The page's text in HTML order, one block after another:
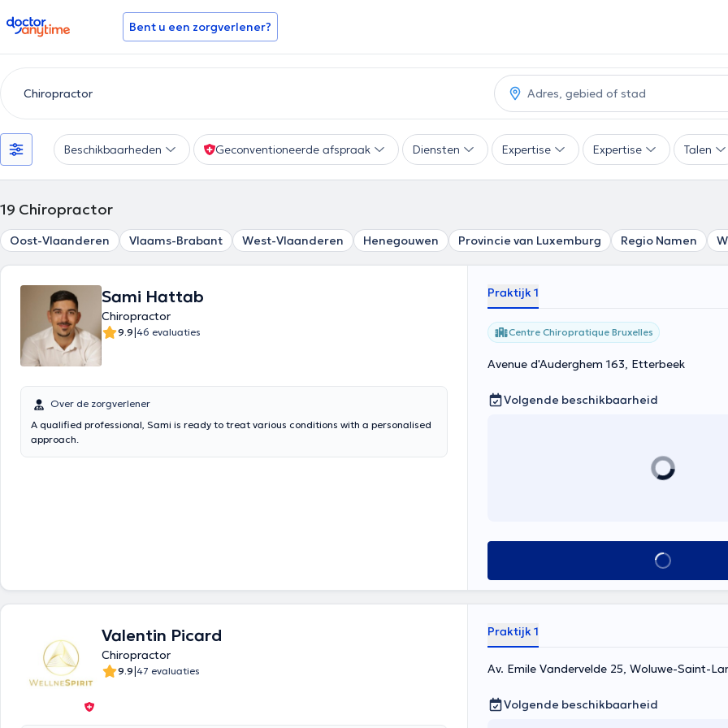
doctoranytime Bent u een zorgverlener?
Beschikbaarheden Geconventioneerde afspraak Diensten Expertise Expertise Talen
19 Chiropractor
Oost-Vlaanderen Vlaams-Brabant West-Vlaanderen Henegouwen Provincie van Luxemburg Regio Namen
Sami Hattab
Chiropractor
9.9|46 evaluaties
Over de zorgverlener
A qualified professional, Sami is ready to treat various conditions with a personalised
approach.
Praktijk 1
Centre Chiropratique Bruxelles
Avenue d'Auderghem 163, Etterbeek
Volgende beschikbaarheid
Alles zien
Valentin Picard
Chiropractor
9.9|47 evaluaties
Praktijk 1
Av. Emile Vandervelde 25, Woluwe-Saint-
Volgende beschikbaarheid